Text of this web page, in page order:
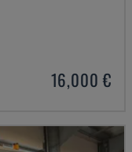
16,000 €